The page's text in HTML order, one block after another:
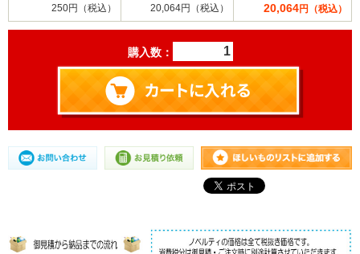
250円（税込） 20,064円（税込） 20,064円（税込）
購入数：